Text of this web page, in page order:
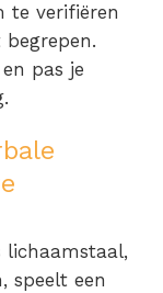
te verifiëren
pas je
lichaamstaal,
speelt een